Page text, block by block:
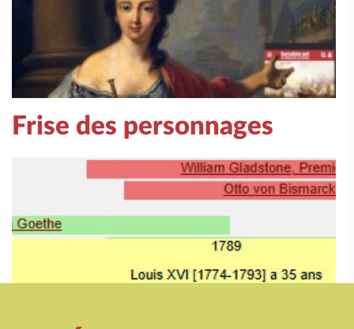
Frise des personnages